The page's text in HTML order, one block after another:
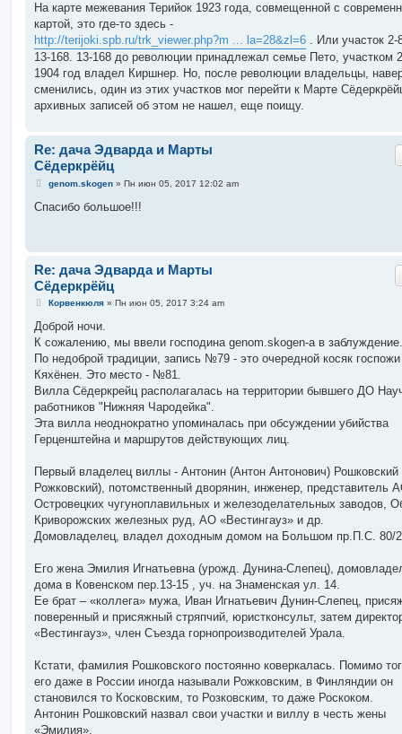
На карте межевания Терийок 1923 года, совмещенной с
картой, это где-то здесь -
http://terijoki.spb.ru/trk_viewer.php?m ... la=28&zl=6 . Или участок 2-
13-168. 13-168 до революции принадлежал семье Пето, участком
1904 год владел Киршнер. Но, после революции владельцы,
сменились, один из этих участков мог перейти к Марте
архивных записей об этом не нашел, еще поищу.
Re: дача Эдварда и Марты
Сёдеркрёйц
С
о
е
genom.skogen» Пн июн 05, 2017 12:02 am
Спасибо большое!!!
Re: дача Эдварда и Марты
Сёдеркрёйц
С
о
щ
е
и
е
Корвенкюля» Пн июн 05, 2017 3:24 am
Доброй ночи.
К сожалению, мы ввели господина genom.skogen-а в заблуждение.
По недоброй традиции, запись №79 - это очередной косяк госпожи
Кяхёнен. Это место - №81.
Вилла Сёдеркрейц располагалась на территории бывшего ДО
работников "Нижняя Чародейка".
Эта вилла неоднократно упоминалась при обсуждении убийства
Герценштейна и маршрутов действующих лиц.
Первый владелец виллы - Антонин (Антон Антонович)
Рожковский), потомственный дворянин, инженер, представитель
Островецких чугуноплавильных и железоделательных заводов,
Криворожских железных руд, АО «Вестингауз» и др.
Домовладелец, владел доходным домом на Большом пр.П.С. 80/
Его жена Эмилия Игнатьевна (урожд. Дунина-Слепец),
дома в Ковенском пер.13-15 , уч. на Знаменская ул. 14.
Ее брат – «коллега» мужа, Иван Игнатьевич Дунин-Слепец,
поверенный и присяжный стряпчий, юристконсульт, затем
«Вестингауз», член Съезда горнопроизводителей Урала.
Кстати, фамилия Рошковского постоянно коверкалась. Помимо
его даже в России иногда называли Рожковским, в Финляндии он
становился то Косковским, то Розковским, то даже Роскоком.
Антонин Рошковский назвал свои участки и виллу в честь жены
«Эмилия».